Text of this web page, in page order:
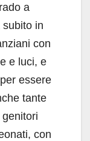
a
in
con
e luci, e
essere
tante
con